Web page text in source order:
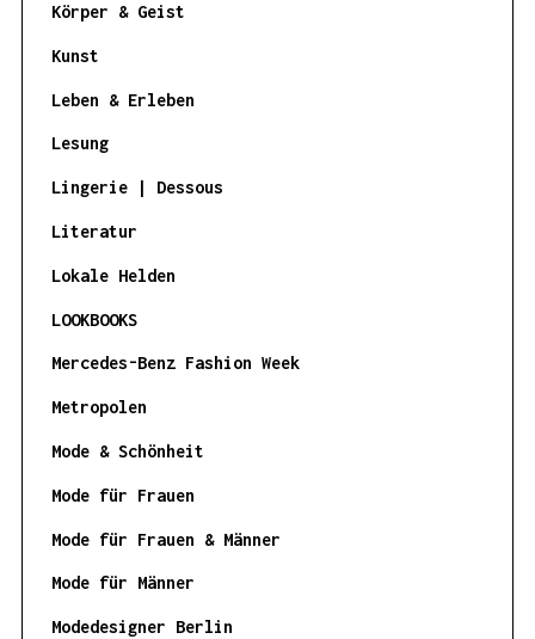
Körper & Geist
Kunst
Leben & Erleben
Lesung
Lingerie | Dessous
Literatur
Lokale Helden
LOOKBOOKS
Mercedes-Benz Fashion Week
Metropolen
Mode & Schönheit
Mode für Frauen
Mode für Frauen & Männer
Mode für Männer
Modedesigner Berlin